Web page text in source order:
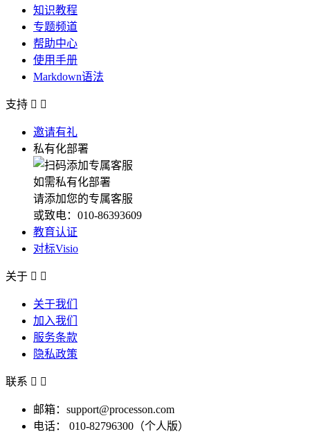
知识教程
专题频道
帮助中心
使用手册
Markdown语法
支持  
邀请有礼
私有化部署
如需私有化部署
请添加您的专属客服
或致电：010-86393609
教育认证
对标Visio
关于  
关于我们
加入我们
服务条款
隐私政策
联系  
邮箱：support@processon.com
电话：
010-82796300（个人版）